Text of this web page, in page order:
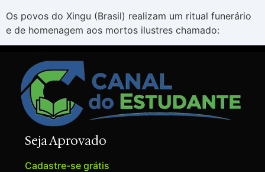
Os povos do Xingu (Brasil) realizam um ritual funerário
e de homenagem aos mortos ilustres chamado:
Seja Aprovado
Cadastre-se grátis